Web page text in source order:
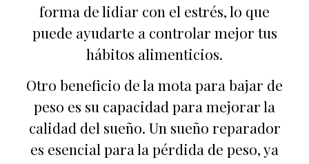
forma de lidiar con el estrés, lo que
puede ayudarte a controlar mejor tus
hábitos alimenticios.
Otro beneficio de la mota para bajar de
peso es su capacidad para mejorar la
calidad del sueño. Un sueño reparador
es esencial para la pérdida de peso, ya